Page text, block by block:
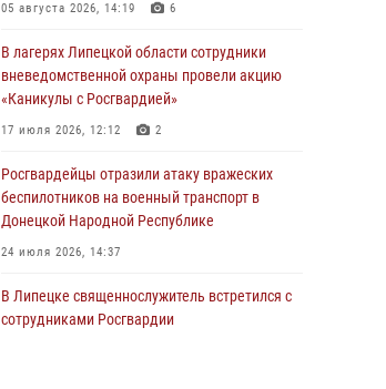
03 августа 2026, 13:41 1
Росгвардия противодействует БПЛА ВСУ на
южном направлении (видео)
Росгвардия обеспечила охрану порядка во
время проведения фестивалей в Липецке
03 августа 2026, 13:17
05 августа 2026, 14:19 6
В лагерях Липецкой области сотрудники
вневедомственной охраны провели акцию
«Каникулы с Росгвардией»
17 июля 2026, 12:12 2
Росгвардейцы отразили атаку вражеских
беспилотников на военный транспорт в
Донецкой Народной Республике
24 июля 2026, 14:37
В Липецке священнослужитель встретился с
сотрудниками Росгвардии